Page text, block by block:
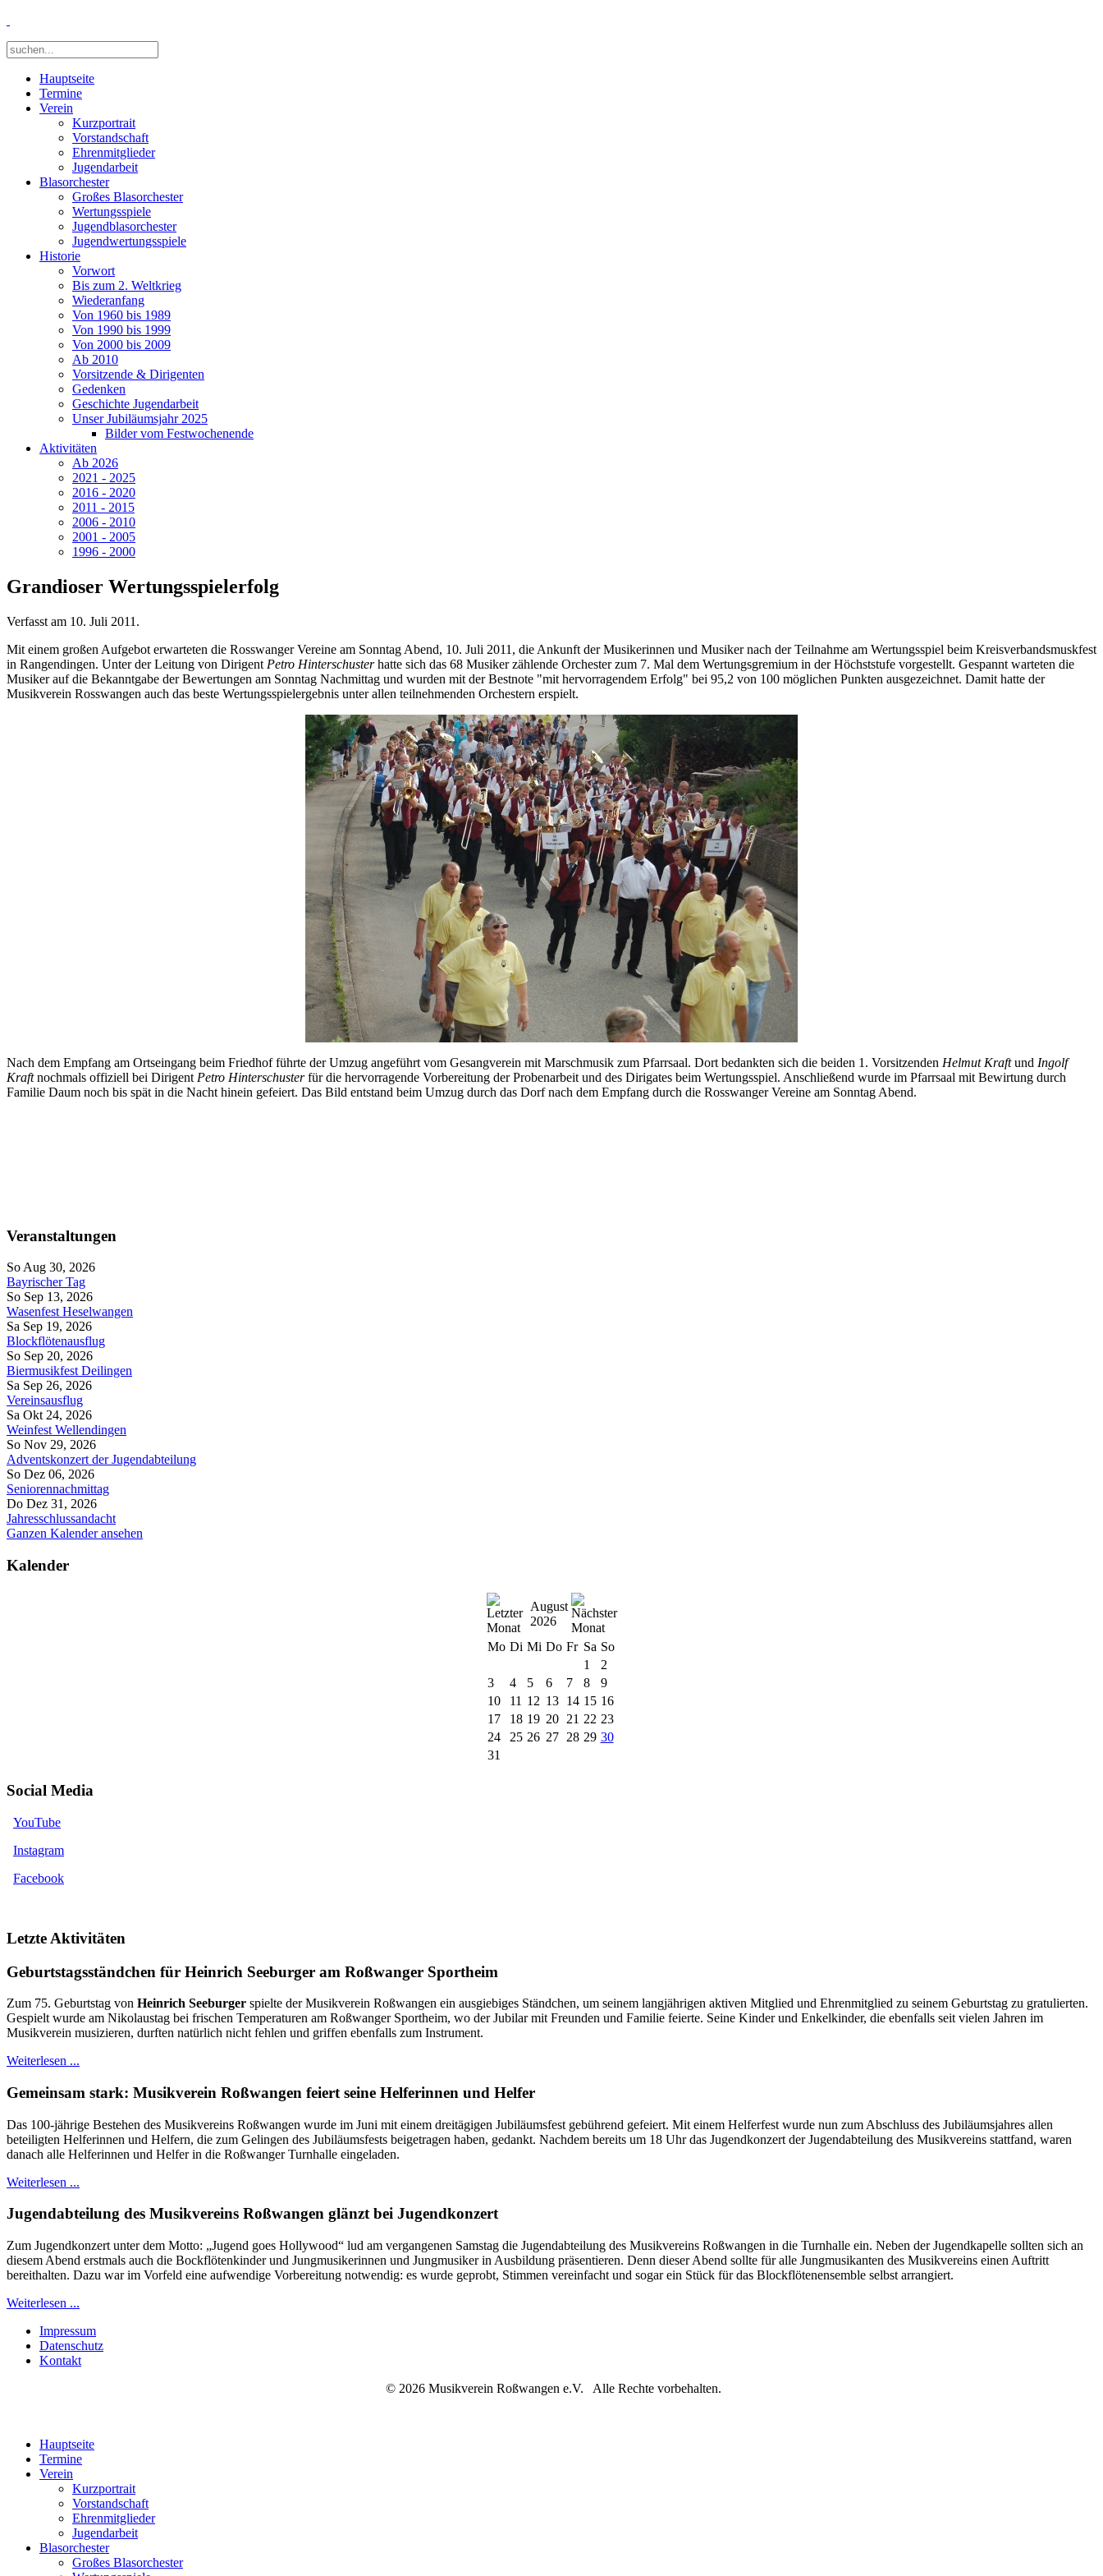
Hauptseite
Termine
Verein
Kurzportrait
Vorstandschaft
Ehrenmitglieder
Jugendarbeit
Blasorchester
Großes Blasorchester
Wertungsspiele
Jugendblasorchester
Jugendwertungsspiele
Historie
Vorwort
Bis zum 2. Weltkrieg
Wiederanfang
Von 1960 bis 1989
Von 1990 bis 1999
Von 2000 bis 2009
Ab 2010
Vorsitzende & Dirigenten
Gedenken
Geschichte Jugendarbeit
Unser Jubiläumsjahr 2025
Bilder vom Festwochenende
Aktivitäten
Ab 2026
2021 - 2025
2016 - 2020
2011 - 2015
2006 - 2010
2001 - 2005
1996 - 2000
Grandioser Wertungsspielerfolg
Verfasst am 10. Juli 2011 .
Mit einem großen Aufgebot erwarteten die Rosswanger Vereine am Sonntag Abend, 10. Juli 2011, die Ankunft der Musikerinnen und Musiker nach der Teilnahme am Wertungsspiel beim Kreisverbandsmuskfest
in Rangendingen. Unter der Leitung von Dirigent Petro Hinterschusterhatte sich das 68 Musiker zählende Orchester zum 7. Mal dem Wertungsgremium in der Höchststufe vorgestellt. Gespannt warteten die
Musiker auf die Bekanntgabe der Bewertungen am Sonntag Nachmittag und wurden mit der Bestnote "mit hervorragendem Erfolg" bei 95,2 von 100 möglichen Punkten ausgezeichnet. Damit hatte der
Musikverein Rosswangen auch das beste Wertungsspielergebnis unter allen teilnehmenden Orchestern erspielt.
Nach dem Empfang am Ortseingang beim Friedhof führte der Umzug angeführt vom Gesangverein mit Marschmusik zum Pfarrsaal. Dort bedankten sich die beiden 1. Vorsitzenden Helmut Kraftund Ingolf
Kraftnochmals offiziell bei Dirigent Petro Hinterschusterfür die hervorragende Vorbereitung der Probenarbeit und des Dirigates beim Wertungsspiel. Anschließend wurde im Pfarrsaal mit Bewirtung durch
Familie Daum noch bis spät in die Nacht hinein gefeiert. Das Bild entstand beim Umzug durch das Dorf nach dem Empfang durch die Rosswanger Vereine am Sonntag Abend.
Veranstaltungen
So Aug 30, 2026
Bayrischer Tag
So Sep 13, 2026
Wasenfest Heselwangen
Sa Sep 19, 2026
Blockflötenausflug
So Sep 20, 2026
Biermusikfest Deilingen
Sa Sep 26, 2026
Vereinsausflug
Sa Okt 24, 2026
Weinfest Wellendingen
So Nov 29, 2026
Adventskonzert der Jugendabteilung
So Dez 06, 2026
Seniorennachmittag
Do Dez 31, 2026
Jahresschlussandacht
Ganzen Kalender ansehen
Kalender
August
2026
Mo Di Mi Do Fr Sa So
1
2
3
4 5 6 7 8
9
10
11 12 13 14 15 16
17
18 19 20 21 22 23
24
25 26 27 28 29 30
31
Social Media
YouTube
Instagram
Facebook
Letzte Aktivitäten
Geburtstagsständchen für Heinrich Seeburger am Roßwanger Sportheim
Zum 75. Geburtstag von Heinrich Seeburger spielte der Musikverein Roßwangen ein ausgiebiges Ständchen, um seinem langjährigen aktiven Mitglied und Ehrenmitglied zu seinem Geburtstag zu gratulierten.
Gespielt wurde am Nikolaustag bei frischen Temperaturen am Roßwanger Sportheim, wo der Jubilar mit Freunden und Familie feierte. Seine Kinder und Enkelkinder, die ebenfalls seit vielen Jahren im
Musikverein musizieren, durften natürlich nicht fehlen und griffen ebenfalls zum Instrument.
Weiterlesen ...
Gemeinsam stark: Musikverein Roßwangen feiert seine Helferinnen und Helfer
Das 100-jährige Bestehen des Musikvereins Roßwangen wurde im Juni mit einem dreitägigen Jubiläumsfest gebührend gefeiert. Mit einem Helferfest wurde nun zum Abschluss des Jubiläumsjahres allen
beteiligten Helferinnen und Helfern, die zum Gelingen des Jubiläumsfests beigetragen haben, gedankt. Nachdem bereits um 18 Uhr das Jugendkonzert der Jugendabteilung des Musikvereins stattfand, waren
danach alle Helferinnen und Helfer in die Roßwanger Turnhalle eingeladen.
Weiterlesen ...
Jugendabteilung des Musikvereins Roßwangen glänzt bei Jugendkonzert
Zum Jugendkonzert unter dem Motto: „Jugend goes Hollywood“ lud am vergangenen Samstag die Jugendabteilung des Musikvereins Roßwangen in die Turnhalle ein. Neben der Jugendkapelle sollten sich an
diesem Abend erstmals auch die Bockflötenkinder und Jungmusikerinnen und Jungmusiker in Ausbildung präsentieren. Denn dieser Abend sollte für alle Jungmusikanten des Musikvereins einen Auftritt
bereithalten. Dazu war im Vorfeld eine aufwendige Vorbereitung notwendig: es wurde geprobt, Stimmen vereinfacht und sogar ein Stück für das Blockflötenensemble selbst arrangiert.
Weiterlesen ...
Impressum
Datenschutz
Kontakt
© 2026 Musikverein Roßwangen e.V. Alle Rechte vorbehalten.
Hauptseite
Termine
Verein
Kurzportrait
Vorstandschaft
Ehrenmitglieder
Jugendarbeit
Blasorchester
Großes Blasorchester